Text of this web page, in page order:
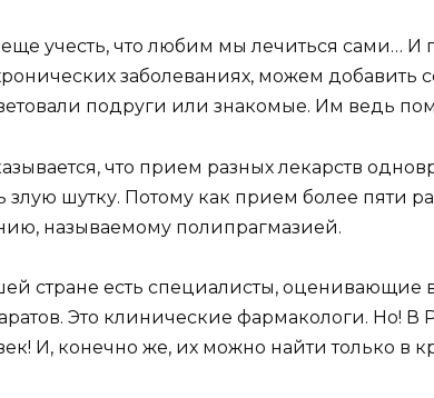
еще учесть, что любим мы лечиться сами…
заболеваниях, можем добавить
подруги или знакомые. Им ведь
что прием разных лекарств
злую шутку. Потому как прием более пяти
называемому полипрагмазией.
стране есть специалисты, оценивающие
Это клинические фармакологи. Но! В
И, конечно же, их можно найти только в